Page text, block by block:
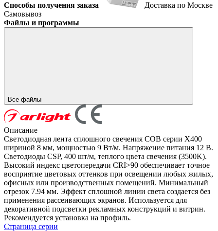
Способы получения заказа
Доставка по Москве
Самовывоз
Файлы и программы
Все файлы
Описание
Светодиодная лента сплошного свечения COB серии X400
шириной 8 мм, мощностью 9 Вт/м. Напряжение питания 12 В.
Светодиоды CSP, 400 шт/м, теплого цвета свечения (3500K).
Высокий индекс цветопередачи CRI>90 обеспечивает точное
восприятие цветовых оттенков при освещении любых жилых,
офисных или производственных помещений. Минимальный
отрезок 7.94 мм. Эффект сплошной линии света создается без
применения рассеивающих экранов. Используется для
декоративной подсветки рекламных конструкций и витрин.
Рекомендуется установка на профиль.
Страница серии